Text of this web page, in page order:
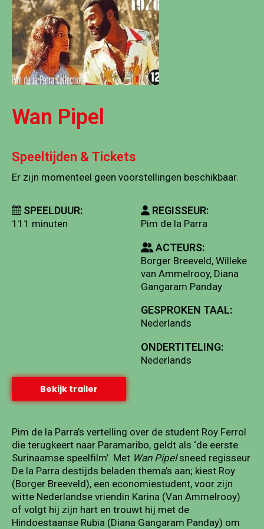
Wan Pipel
Speeltijden & Tickets
Er zijn momenteel geen voorstellingen beschikbaar.
SPEELDUUR:
111 minuten
REGISSEUR:
Pim de la Parra
ACTEURS:
Borger Breeveld, Willeke
van Ammelrooy, Diana
Gangaram Panday
GESPROKEN TAAL:
Nederlands
ONDERTITELING:
Nederlands
Bekijk trailer
Pim de la Parra’s vertelling over de student Roy Ferrol
die terugkeert naar Paramaribo, geldt als ‘de eerste
Surinaamse speelfilm’. Met Wan Pipelsneed regisseur
De la Parra destijds beladen thema’s aan; kiest Roy
(Borger Breeveld), een economiestudent, voor zijn
witte Nederlandse vriendin Karina (Van Ammelrooy)
of volgt hij zijn hart en trouwt hij met de
Hindoestaanse Rubia (Diana Gangaram Panday) om